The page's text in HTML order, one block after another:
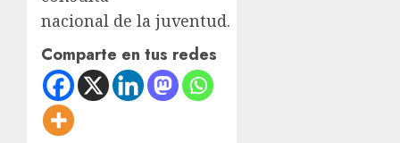
nacional de la juventud.
Comparte en tus redes